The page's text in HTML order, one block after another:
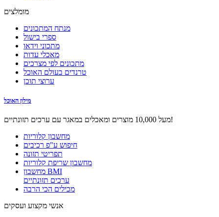
מומלצים
מנתח המתכונים
ספרי בישול
מתכוני וידאו
מאכלי עדות
מתכונים לפי מצרכים
טרנדים בעולם האוכל
ערוצי תוכן
מילון האוכל
מעל 10,000 מוצרים ומאכלים במאגר עם ערכים תזונתיים!
מחשבון קלוריות
חיפוש ע"פ רכיבים
תפריטי תזונה
מחשבון שריפת קלוריות
מחשבון BMI
ערכים תזונתיים
מכילים הכי הרבה
אנשי מקצוע ועסקים